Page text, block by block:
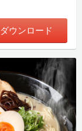
ウンロード